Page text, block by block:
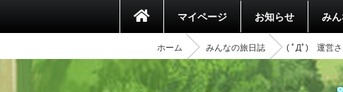
マイページ お知らせ み
ホーム みんなの旅日誌 ( ﾟДﾟ)ゞ運営さ